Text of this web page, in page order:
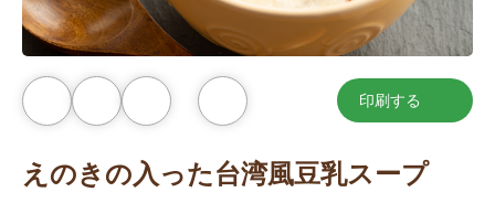
気
入
り
印刷する
えのきの入った台湾風豆乳スープ